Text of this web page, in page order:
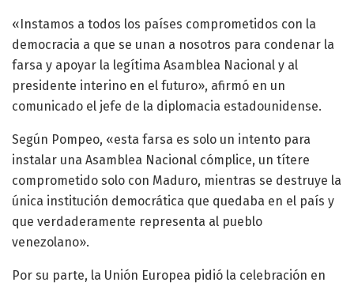
«Instamos a todos los países comprometidos con la
democracia a que se unan a nosotros para condenar la
farsa y apoyar la legítima Asamblea Nacional y al
presidente interino en el futuro», afirmó en un
comunicado el jefe de la diplomacia estadounidense.
Según Pompeo, «esta farsa es solo un intento para
instalar una Asamblea Nacional cómplice, un títere
comprometido solo con Maduro, mientras se destruye la
única institución democrática que quedaba en el país y
que verdaderamente representa al pueblo
venezolano».
Por su parte, la Unión Europea pidió la celebración en